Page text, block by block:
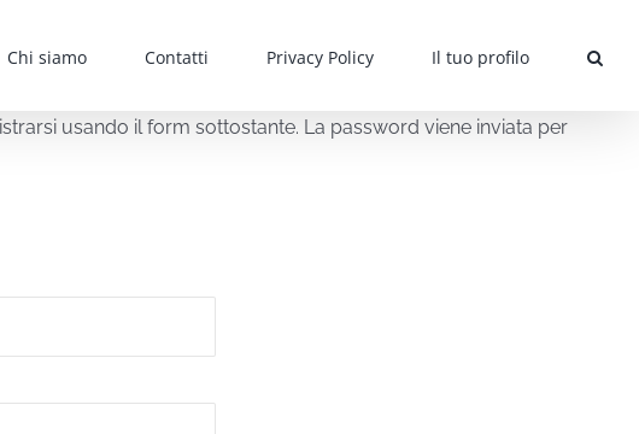
Chi siamo Contatti Privacy Policy Il tuo profilo
usando il form sottostante. La password viene inviata per